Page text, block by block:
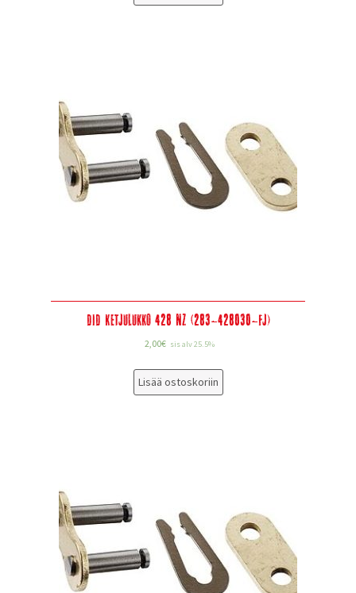
DID Ketjulukko 428 NZ (283-428030-FJ)
2,00€ sis alv 25.5%
Lisää ostoskoriin